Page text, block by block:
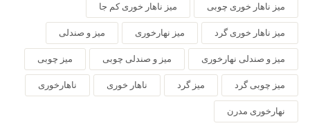
میز ناهار خوری چوبی میز ناهار خوری کم جا
میز ناهار خوری گرد میز نهارخوری میز و صندلی
میز و صندلی نهارخوری میز و صندلی چوبی میز چوبی
میز چوبی گرد میز گرد ناهار خوری ناهارخوری
نهارخوری مدرن